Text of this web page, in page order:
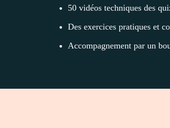
50 vidéos techniques des
Des exercices pratiques et
Accompagnement par un